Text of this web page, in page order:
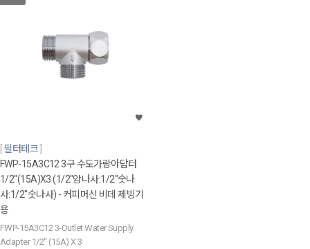
필터테크
FWP-15A3C12 3구 수도가랑아답터
1/2"(15A)X3 (1/2"암나사:1/2"숫나
사:1/2"숫나사) - 커피머신 비데 제빙기
용
FWP-15A3C12 3-Outlet Water Supply
Adapter 1/2" (15A) X 3